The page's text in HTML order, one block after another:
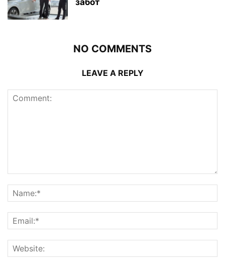
NO COMMENTS
LEAVE A REPLY